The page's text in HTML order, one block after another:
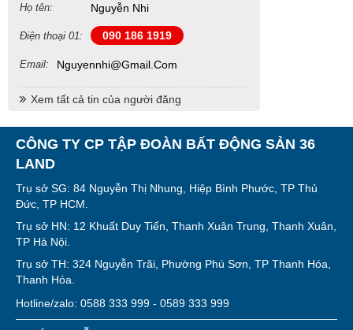
Họ tên: Nguyễn Nhi
Điện thoại 01: 090 186 1919
Email: Nguyennhi@gmail.com
Xem tất cả tin của người đăng
CÔNG TY CP TẬP ĐOÀN BẤT ĐỘNG SẢN 36
LAND
Trụ sở SG: 84 Nguyễn Thị Nhung, Hiệp Bình Phước, TP Thủ
Đức, TP HCM.
Trụ sở HN: 12 Khuất Duy Tiến, Thanh Xuân Trung, Thanh Xuân,
TP Hà Nội.
Trụ sở TH: 324 Nguyễn Trãi, Phường Phú Sơn, TP Thanh Hóa,
Thanh Hóa.
Hotline/zalo: 0588 333 999 - 0589 333 999